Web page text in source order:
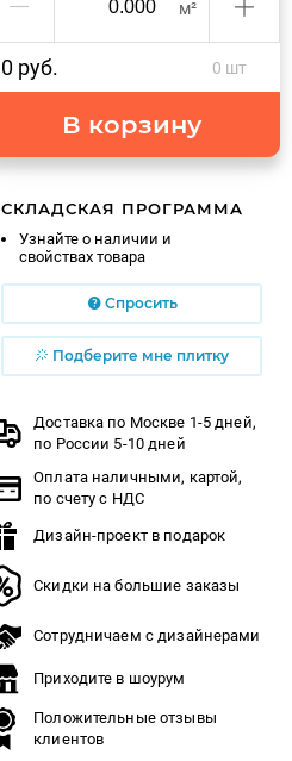
м²
0 руб. 0 шт
В корзину
СКЛАДСКАЯ ПРОГРАММА
Узнайте о наличии и
свойствах товара
Спросить
Подберите мне плитку
Доставка по Москве 1-5 дней,
по России 5-10 дней
Оплата наличными, картой,
по счету с НДС
Дизайн-проект в подарок
Скидки на большие заказы
Сотрудничаем с дизайнерами
Приходите в шоурум
Положительные отзывы
клиентов